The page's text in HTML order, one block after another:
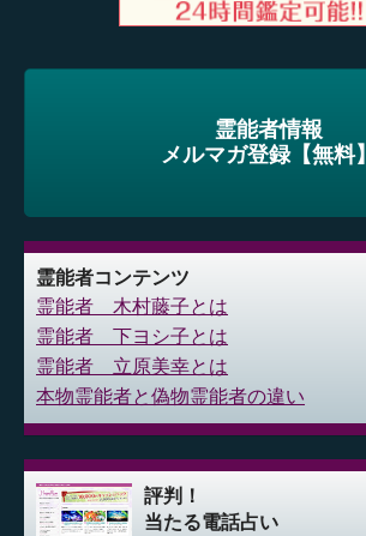
霊能者情報
メルマガ登録【無料】
霊能者コンテンツ
霊能者 木村藤子とは
霊能者 下ヨシ子とは
霊能者 立原美幸とは
本物霊能者と偽物霊能者の違い
評判！
当たる電話占い